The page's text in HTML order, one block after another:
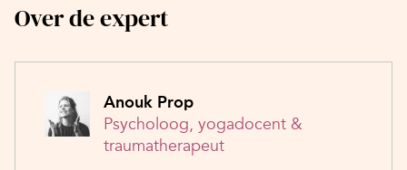
Over de expert
Anouk Prop
Psycholoog, yogadocent &
traumatherapeut